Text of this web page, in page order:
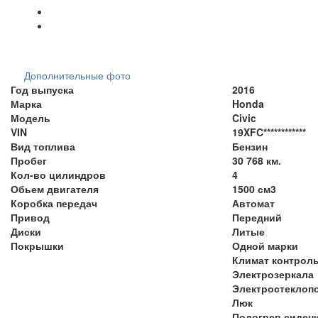
Дополнительные фото
Год выпуска
2016
Марка
Honda
Модель
Civic
VIN
19XFC************
Вид топлива
Бензин
Пробег
30 768 км.
Кол-во цилиндров
4
Обьем двигателя
1500 см3
Коробка передач
Автомат
Привод
Передний
Диски
Литые
Покрышки
Одной марки
Климат контроль
Электрозеркала
Люк